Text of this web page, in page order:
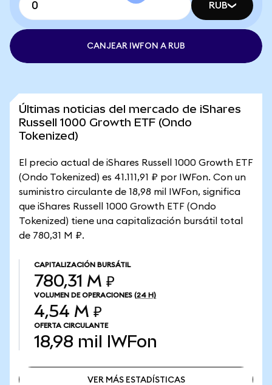
RUB
CANJEAR IWFON A RUB
Últimas noticias del mercado de iShares
Russell 1000 Growth ETF (Ondo
Tokenized)
El precio actual de iShares Russell 1000 Growth ETF
(Ondo Tokenized) es 41.111,91 ₽ por IWFon. Con un
suministro circulante de 18,98 mil IWFon, significa
que iShares Russell 1000 Growth ETF (Ondo
Tokenized) tiene una capitalización bursátil total
de 780,31 M ₽.
CAPITALIZACIÓN BURSÁTIL
780,31 M ₽
VOLUMEN DE OPERACIONES (24 H)
4,54 M ₽
OFERTA CIRCULANTE
18,98 mil IWFon
VER MÁS ESTADÍSTICAS